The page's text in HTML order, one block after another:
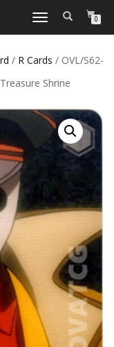
TOGGLE
0
/ R Cards / OVL/S62-
Shrine